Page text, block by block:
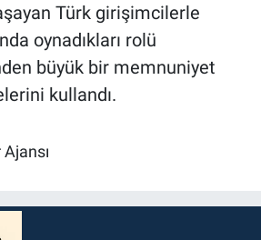
Türk girişimcilerle
oynadıkları rolü
büyük bir memnuniyet
kullandı.